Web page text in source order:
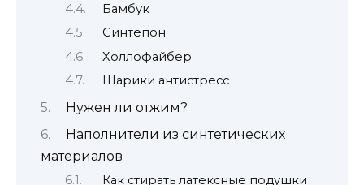
Бамбук
Синтепон
Холлофайбер
Шарики антистресс
Нужен ли отжим?
Наполнители из синтетических
материалов
Как стирать латексные подушки